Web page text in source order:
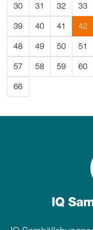
30 31 32 33
39 40 41 42
48 49 50 51
57 58 59 60
66